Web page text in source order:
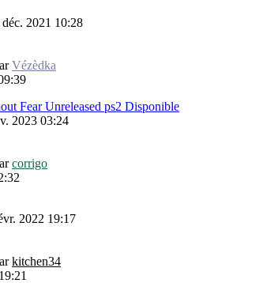
déc. 2021 10:28
Vézèdka
Fear Unreleased ps2 Disponible
2023 03:24
corrigo
2022 19:17
kitchen34